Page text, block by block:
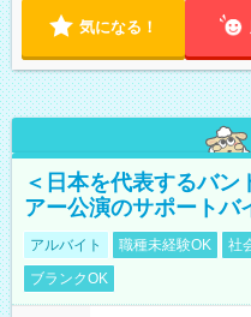
気になる！
＜日本を代表するバ
アー公演のサポートバ
アルバイト 職種未経験OK 社
ブランクOK